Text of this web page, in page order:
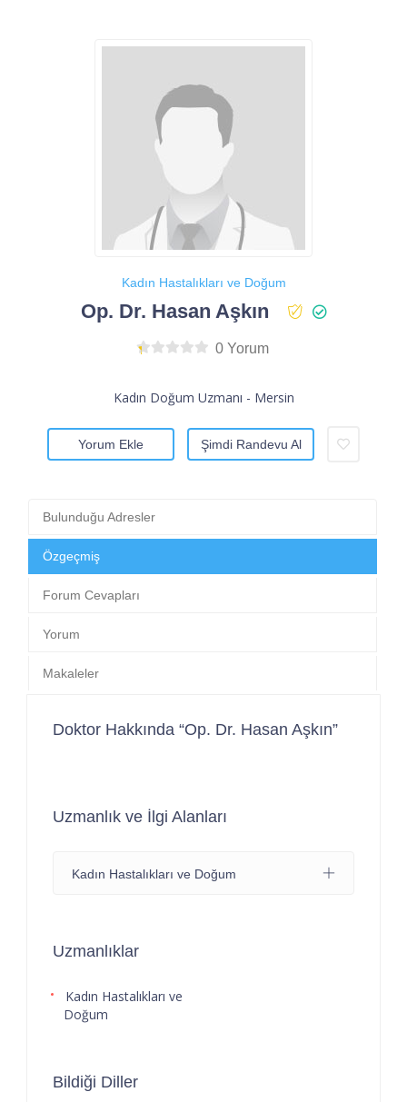
Kadın Hastalıkları ve Doğum
Op. Dr. Hasan Aşkın
0 Yorum
Kadın Doğum Uzmanı - Mersin
Yorum Ekle Şimdi Randevu Al
Bulunduğu Adresler
Özgeçmiş
Forum Cevapları
Yorum
Makaleler
Doktor Hakkında “Op. Dr. Hasan Aşkın”
Uzmanlık ve İlgi Alanları
Kadın Hastalıkları ve Doğum
Uzmanlıklar
Kadın Hastalıkları ve
Doğum
Bildiği Diller